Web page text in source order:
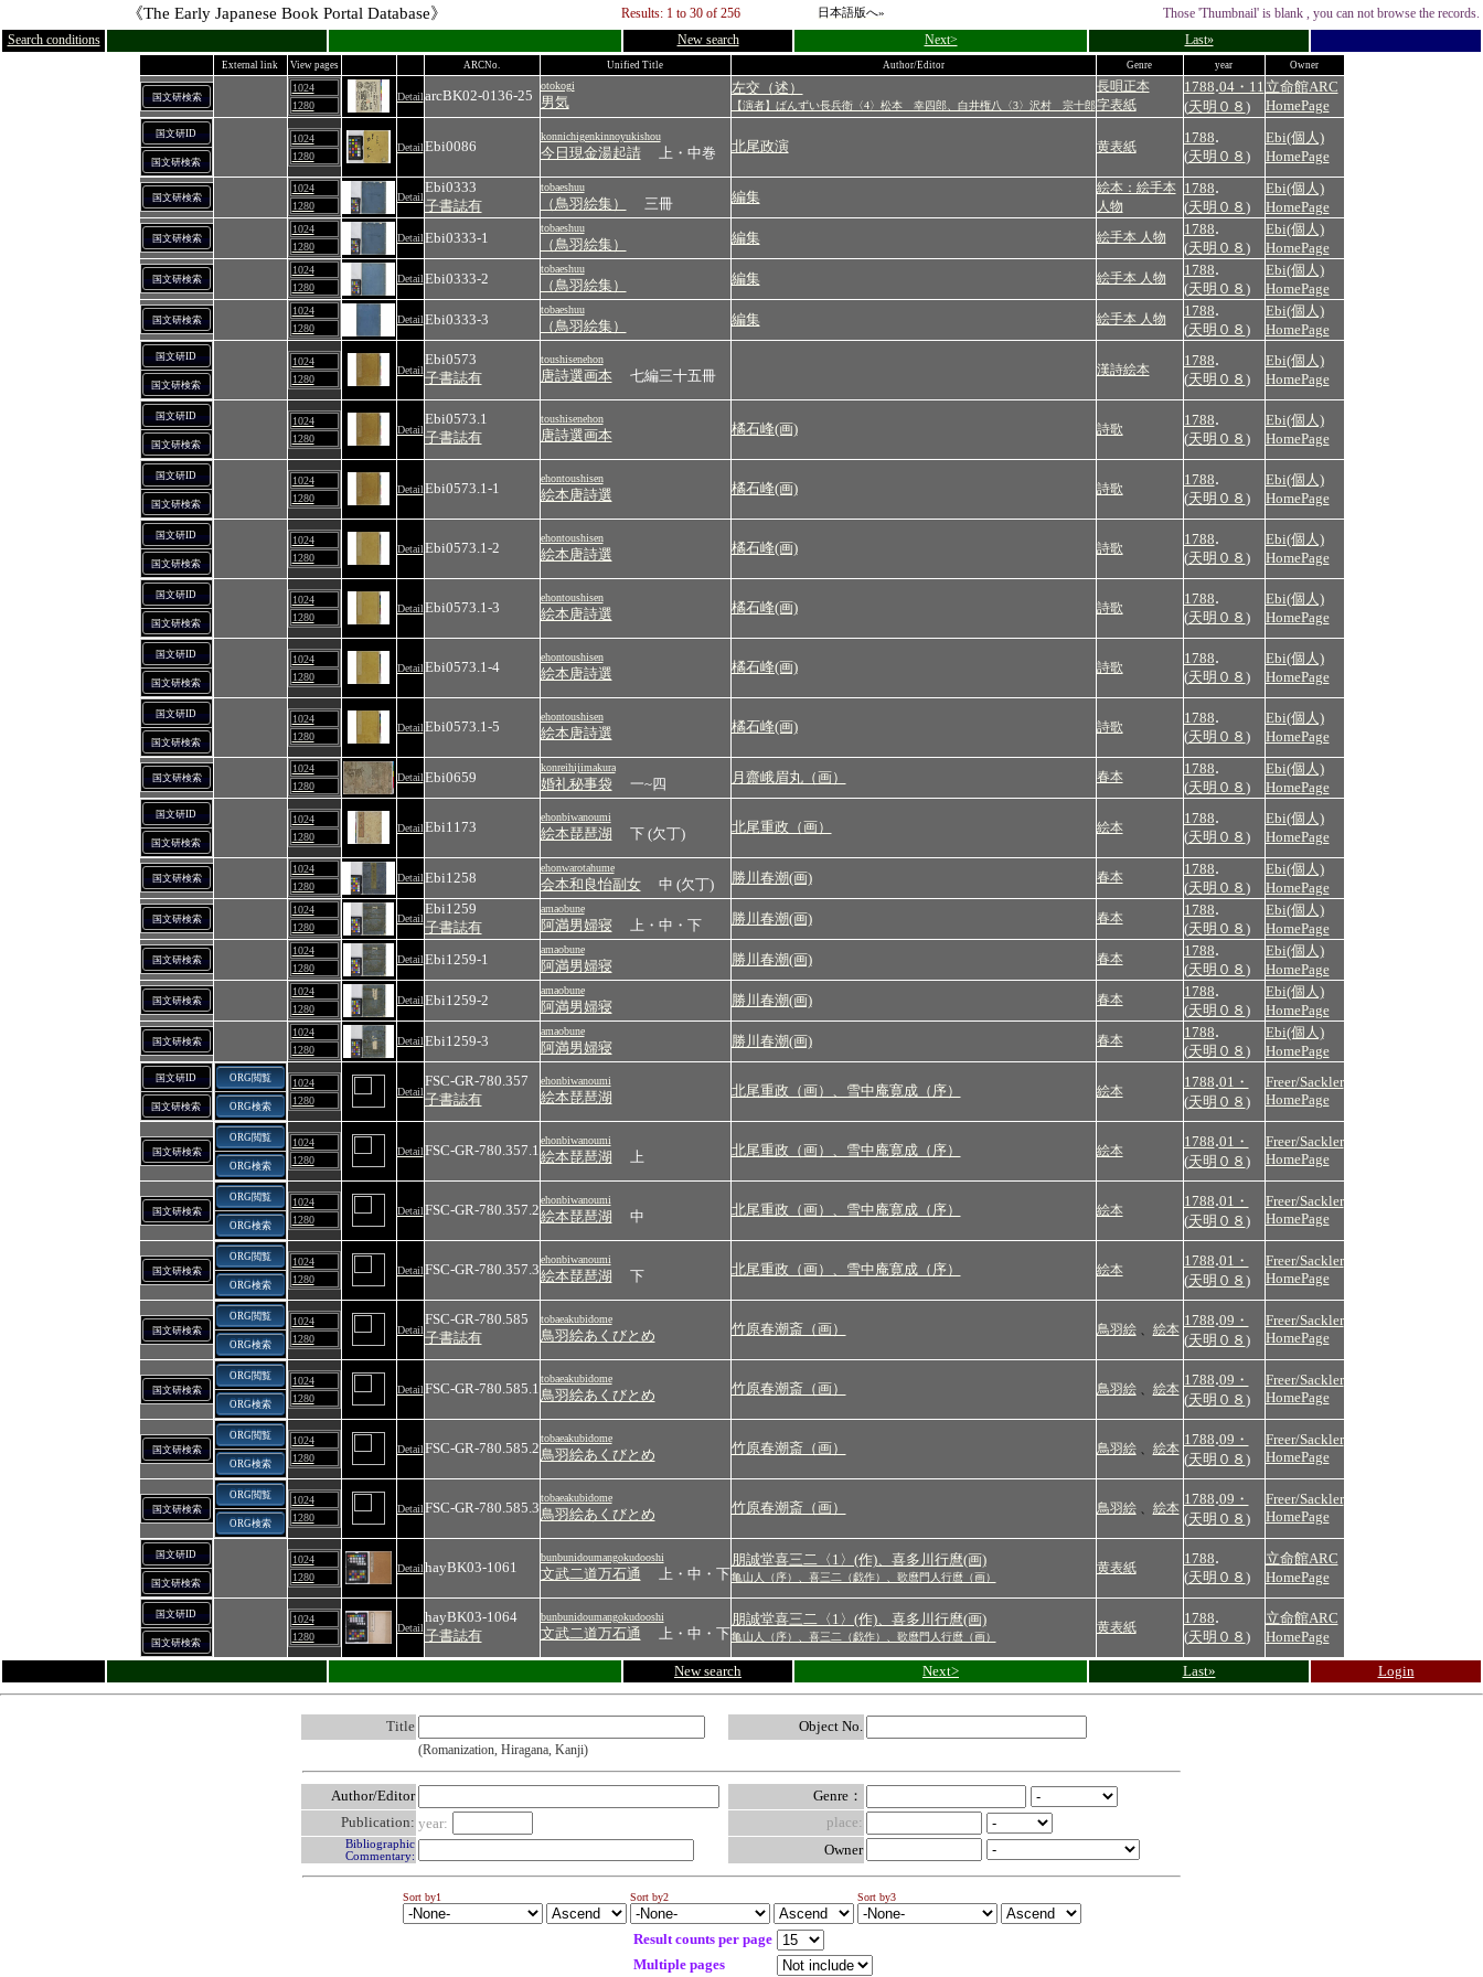
《The Early Japanese Book Portal Database》 Results: 1 to 30 of 256 日本語版へ»
Those 'Thumbnail' is blank , you can not browse the records.
Search conditions
New search Next> Last»
External link View pages ARCNo. Unified Title Author/Editor Genre year Owner
国文研検索
1024
1280
DetailarcBK02-0136-25
otokogi
男気
左交（述）
【演者】ばんずい長兵衛〈4〉松本 幸四郎、白井権八〈3〉沢村 宗十郎
長唄正本
字表紙
1788.04・11
(天明０８ )
立命館ARC
HomePage
国文研ID
国文研検索
1024
1280
DetailEbi0086
konnichigenkinnoyukishou
今日現金湯起請 上・中巻 北尾政演 黄表紙
1788.
(天明０８ )
Ebi(個人)
HomePage
国文研検索
1024
1280
Detail
Ebi0333
子書誌有
tobaeshuu
（鳥羽絵集） 三冊 編集
絵本：絵手本
人物
1788.
(天明０８ )
Ebi(個人)
HomePage
国文研検索
1024
1280
DetailEbi0333-1
tobaeshuu
（鳥羽絵集） 編集 絵手本 人物 1788.
(天明０８ )
Ebi(個人)
HomePage
国文研検索
1024
1280
DetailEbi0333-2
tobaeshuu
（鳥羽絵集） 編集 絵手本 人物 1788.
(天明０８ )
Ebi(個人)
HomePage
国文研検索
1024
1280
DetailEbi0333-3
tobaeshuu
（鳥羽絵集） 編集 絵手本 人物 1788.
(天明０８ )
Ebi(個人)
HomePage
国文研ID
国文研検索
1024
1280
Detail
Ebi0573
子書誌有
toushisenehon
唐詩選画本 七編三十五冊 漢詩絵本
1788.
(天明０８ )
Ebi(個人)
HomePage
国文研ID
国文研検索
1024
1280
Detail
Ebi0573.1
子書誌有
toushisenehon
唐詩選画本 橘石峰(画) 詩歌
1788.
(天明０８ )
Ebi(個人)
HomePage
国文研ID
国文研検索
1024
1280
DetailEbi0573.1-1
ehontoushisen
絵本唐詩選 橘石峰(画) 詩歌
1788.
(天明０８ )
Ebi(個人)
HomePage
国文研ID
国文研検索
1024
1280
DetailEbi0573.1-2
ehontoushisen
絵本唐詩選 橘石峰(画) 詩歌
1788.
(天明０８ )
Ebi(個人)
HomePage
国文研ID
国文研検索
1024
1280
DetailEbi0573.1-3
ehontoushisen
絵本唐詩選 橘石峰(画) 詩歌
1788.
(天明０８ )
Ebi(個人)
HomePage
国文研ID
国文研検索
1024
1280
DetailEbi0573.1-4
ehontoushisen
絵本唐詩選 橘石峰(画) 詩歌
1788.
(天明０８ )
Ebi(個人)
HomePage
国文研ID
国文研検索
1024
1280
DetailEbi0573.1-5
ehontoushisen
絵本唐詩選 橘石峰(画) 詩歌
1788.
(天明０８ )
Ebi(個人)
HomePage
国文研検索
1024
1280
DetailEbi0659
konreihijimakura
婚礼秘事袋 一~四 月齋峨眉丸（画） 春本 1788.
(天明０８ )
Ebi(個人)
HomePage
国文研ID
国文研検索
1024
1280
DetailEbi1173
ehonbiwanoumi
絵本琵琶湖 下 (欠丁) 北尾重政（画） 絵本
1788.
(天明０８ )
Ebi(個人)
HomePage
国文研検索
1024
1280
DetailEbi1258
ehonwarotahume
会本和良怡副女 中 (欠丁) 勝川春潮(画) 春本 1788.
(天明０８ )
Ebi(個人)
HomePage
国文研検索
1024
1280
Detail
Ebi1259
子書誌有
amaobune
阿満男婦寝 上・中・下 勝川春潮(画) 春本 1788.
(天明０８ )
Ebi(個人)
HomePage
国文研検索
1024
1280
DetailEbi1259-1
amaobune
阿満男婦寝 勝川春潮(画) 春本 1788.
(天明０８ )
Ebi(個人)
HomePage
国文研検索
1024
1280
DetailEbi1259-2
amaobune
阿満男婦寝 勝川春潮(画) 春本 1788.
(天明０８ )
Ebi(個人)
HomePage
国文研検索
1024
1280
DetailEbi1259-3
amaobune
阿満男婦寝 勝川春潮(画) 春本 1788.
(天明０８ )
Ebi(個人)
HomePage
国文研ID
国文研検索
ORG閲覧
ORG検索
1024
1280
Detail
FSC-GR-780.357
子書誌有
ehonbiwanoumi
絵本琵琶湖 北尾重政（画）、雪中庵寛成（序） 絵本
1788.01・
(天明０８ )
Freer/Sackler
HomePage
国文研検索
ORG閲覧
ORG検索
1024
1280
DetailFSC-GR-780.357.1
ehonbiwanoumi
絵本琵琶湖 上 北尾重政（画）、雪中庵寛成（序） 絵本
1788.01・
(天明０８ )
Freer/Sackler
HomePage
国文研検索
ORG閲覧
ORG検索
1024
1280
DetailFSC-GR-780.357.2
ehonbiwanoumi
絵本琵琶湖 中 北尾重政（画）、雪中庵寛成（序） 絵本
1788.01・
(天明０８ )
Freer/Sackler
HomePage
国文研検索
ORG閲覧
ORG検索
1024
1280
DetailFSC-GR-780.357.3
ehonbiwanoumi
絵本琵琶湖 下 北尾重政（画）、雪中庵寛成（序） 絵本
1788.01・
(天明０８ )
Freer/Sackler
HomePage
国文研検索
ORG閲覧
ORG検索
1024
1280
Detail
FSC-GR-780.585
子書誌有
tobaeakubidome
鳥羽絵あくびとめ 竹原春潮斎（画） 鳥羽絵、 絵本
1788.09・
(天明０８ )
Freer/Sackler
HomePage
国文研検索
ORG閲覧
ORG検索
1024
1280
DetailFSC-GR-780.585.1
tobaeakubidome
鳥羽絵あくびとめ 竹原春潮斎（画） 鳥羽絵、 絵本
1788.09・
(天明０８ )
Freer/Sackler
HomePage
国文研検索
ORG閲覧
ORG検索
1024
1280
DetailFSC-GR-780.585.2
tobaeakubidome
鳥羽絵あくびとめ 竹原春潮斎（画） 鳥羽絵、 絵本
1788.09・
(天明０８ )
Freer/Sackler
HomePage
国文研検索
ORG閲覧
ORG検索
1024
1280
DetailFSC-GR-780.585.3
tobaeakubidome
鳥羽絵あくびとめ 竹原春潮斎（画） 鳥羽絵、 絵本
1788.09・
(天明０８ )
Freer/Sackler
HomePage
国文研ID
国文研検索
1024
1280
DetailhayBK03-1061
bunbunidoumangokudooshi
文武二道万石通 上・中・下
朋誠堂喜三二〈1〉(作)、喜多川行麿(画)
亀山人（序）、喜三二（戯作）、歌麿門人行麿（画）
黄表紙
1788.
(天明０８ )
立命館ARC
HomePage
国文研ID
国文研検索
1024
1280
Detail
hayBK03-1064
子書誌有
bunbunidoumangokudooshi
文武二道万石通 上・中・下
朋誠堂喜三二〈1〉(作)、喜多川行麿(画)
亀山人（序）、喜三二（戯作）、歌麿門人行麿（画）
黄表紙
1788.
(天明０８ )
立命館ARC
HomePage
New search Next> Last» Login
Title Object No.
(Romanization, Hiragana, Kanji)
Author/Editor
Genre：
Publication: year: place:
Bibliographic
Commentary:
Owner
Sort by1 Sort by2 Sort by3
Result counts per page
Multiple pages